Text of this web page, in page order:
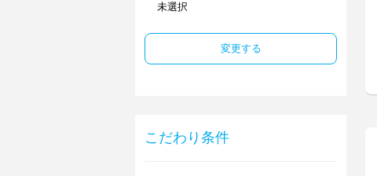
未選択
変更する
こだわり条件